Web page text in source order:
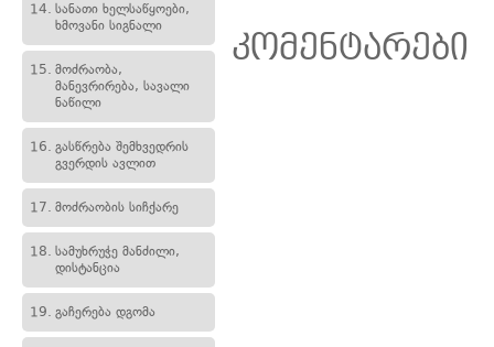
14. სანათი ხელსაწყოები,
ხმოვანი სიგნალი
15. მოძრაობა,
მანევრირება, სავალი
ნაწილი
16. გასწრება შემხვედრის
გვერდის ავლით
17. მოძრაობის სიჩქარე
18. სამუხრუჭე მანძილი,
დისტანცია
19. გაჩერება დგომა
კომენტარები